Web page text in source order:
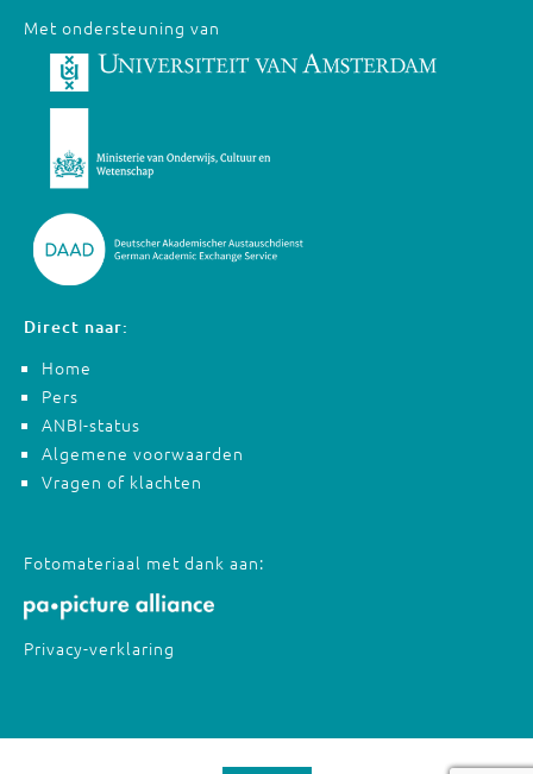
Met ondersteuning van
Direct naar:
Home
Pers
ANBI-status
Algemene voorwaarden
Vragen of klachten
Fotomateriaal met dank aan:
Privacy-verklaring